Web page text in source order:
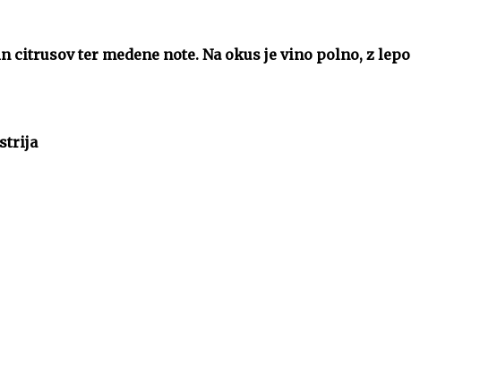
ter medene note. Na okus je vino polno, z lepo